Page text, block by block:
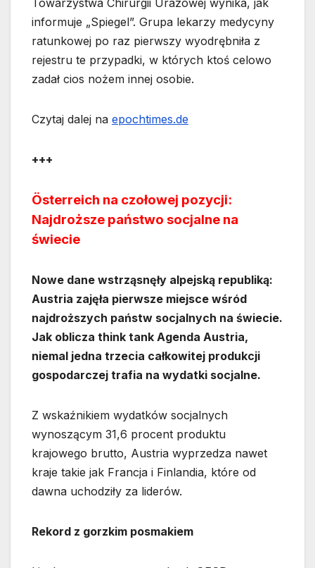
Towarzystwa Chirurgii Urazowej wynika, jak
informuje „Spiegel”. Grupa lekarzy medycyny
ratunkowej po raz pierwszy wyodrębniła z
rejestru te przypadki, w których ktoś celowo
zadał cios nożem innej osobie.
Czytaj dalej na epochtimes.de
+++
Österreich na czołowej pozycji:
Najdroższe państwo socjalne na
świecie
Nowe dane wstrząsnęły alpejską republiką:
Austria zajęła pierwsze miejsce wśród
najdroższych państw socjalnych na świecie.
Jak oblicza think tank Agenda Austria,
niemal jedna trzecia całkowitej produkcji
gospodarczej trafia na wydatki socjalne.
Z wskaźnikiem wydatków socjalnych
wynoszącym 31,6 procent produktu
krajowego brutto, Austria wyprzedza nawet
kraje takie jak Francja i Finlandia, które od
dawna uchodziły za liderów.
Rekord z gorzkim posmakiem